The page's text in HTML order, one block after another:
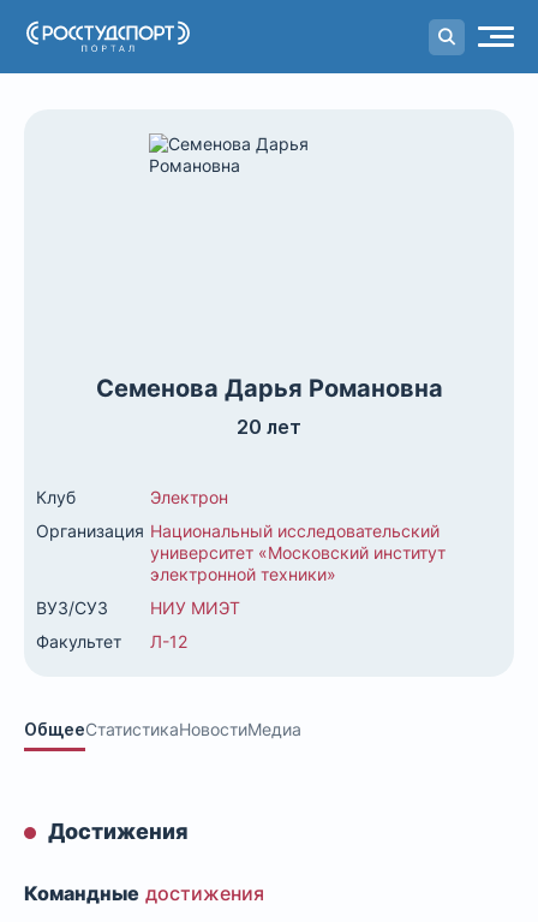
Порталстуденческого спорта
Семенова Дарья Романовна
20 лет
Клуб
Электрон
Организация Национальный исследовательский
университет «Московский институт
электронной техники»
ВУЗ/СУЗ
НИУ МИЭТ
Факультет
Л-12
ОбщееСтатистикаНовостиМедиа
Достижения
Командные достижения